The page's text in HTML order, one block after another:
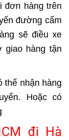
đơn hàng trên
đường cấm
sẽ điều xe
giao hàng tận
thể nhận hàng
Hoặc có
đi Hà